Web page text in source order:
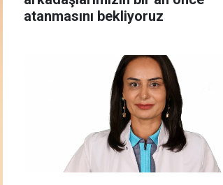
atanmasını bekliyoruz